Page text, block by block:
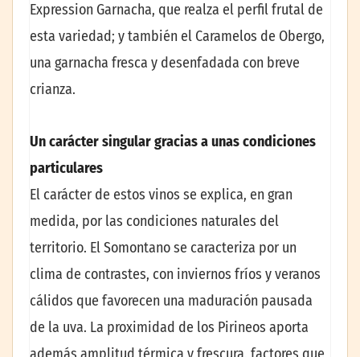
Expression Garnacha, que realza el perfil frutal de
esta variedad; y también el Caramelos de Obergo,
una garnacha fresca y desenfadada con breve
crianza.
Un carácter singular gracias a unas condiciones
particulares
El carácter de estos vinos se explica, en gran
medida, por las condiciones naturales del
territorio. El Somontano se caracteriza por un
clima de contrastes, con inviernos fríos y veranos
cálidos que favorecen una maduración pausada
de la uva. La proximidad de los Pirineos aporta